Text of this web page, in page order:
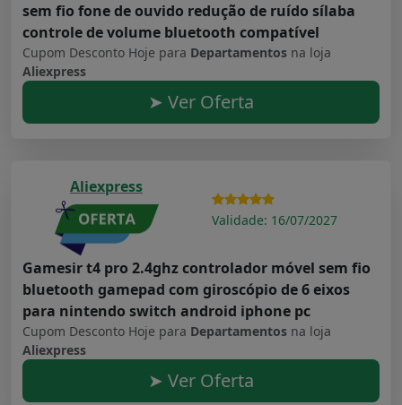
sem fio fone de ouvido redução de ruído sílaba
controle de volume bluetooth compatível
Cupom Desconto Hoje para Departamentos na loja
Aliexpress
➤ Ver Oferta
Aliexpress
Validade: 16/07/2027
Gamesir t4 pro 2.4ghz controlador móvel sem fio
bluetooth gamepad com giroscópio de 6 eixos
para nintendo switch android iphone pc
Cupom Desconto Hoje para Departamentos na loja
Aliexpress
➤ Ver Oferta